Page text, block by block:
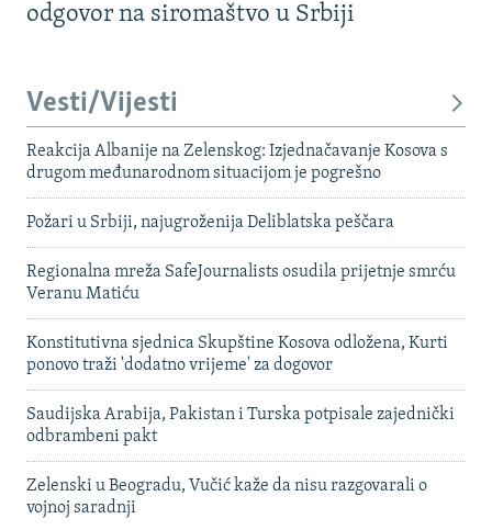
odgovor na siromaštvo u Srbiji
Vesti/Vijesti
Reakcija Albanije na Zelenskog: Izjednačavanje Kosova s ​​
drugom međunarodnom situacijom je pogrešno
Požari u Srbiji, najugroženija Deliblatska peščara
Regionalna mreža SafeJournalists osudila prijetnje smrću
Veranu Matiću
Konstitutivna sjednica Skupštine Kosova odložena, Kurti
ponovo traži 'dodatno vrijeme' za dogovor
Saudijska Arabija, Pakistan i Turska potpisale zajednički
odbrambeni pakt
Zelenski u Beogradu, Vučić kaže da nisu razgovarali o
vojnoj saradnji